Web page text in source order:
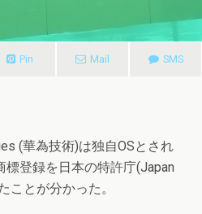
Pin Mail SMS
(華為技術)は独自OSとされ
標登録を日本の特許庁(Japan
ことが分かった。